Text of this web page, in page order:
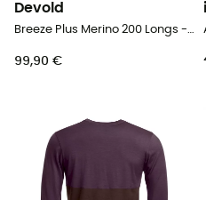
Devold
Breeze Plus Merino 200 Longs - Thermische Merinowollstrumpfhose - Herren
99,90 €